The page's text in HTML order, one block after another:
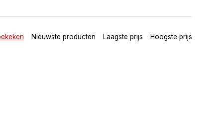
Nieuwste producten Laagste prijs Hoogste prijs